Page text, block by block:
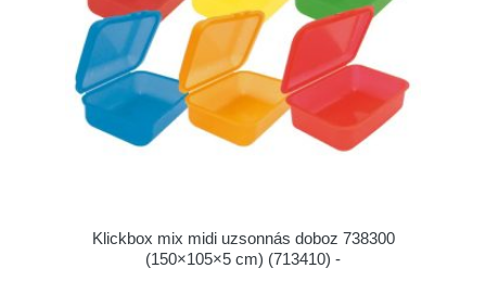
Klickbox mix midi uzsonnás doboz 738300
(150×105×5 cm) (713410) -